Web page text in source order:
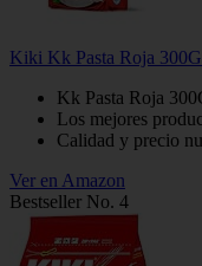
Kiki Kk Pasta Roja
Kk Pasta Roja
Los mejores
Calidad y precio
Ver en Amazon
Bestseller No. 4